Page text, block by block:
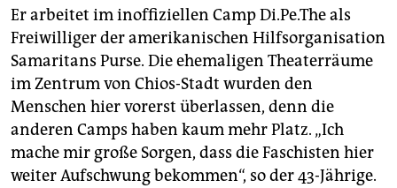
Er arbeitet im inoffiziellen Camp Di.Pe.The als
Freiwilliger der amerikanischen Hilfsorganisation
Samaritans Purse. Die ehemaligen Theaterräume
im Zentrum von Chios-Stadt wurden den
Menschen hier vorerst überlassen, denn die
anderen Camps haben kaum mehr Platz. „Ich
mache mir große Sorgen, dass die Faschisten hier
weiter Aufschwung bekommen“, so der 43-Jährige.